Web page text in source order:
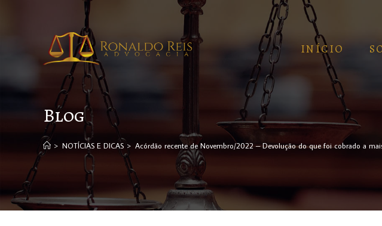
INÍCIO
Blog
> NOTÍCIAS E DICAS > Acórdão recente de Novembro/2022 – Devolução do que foi cobrado a mais